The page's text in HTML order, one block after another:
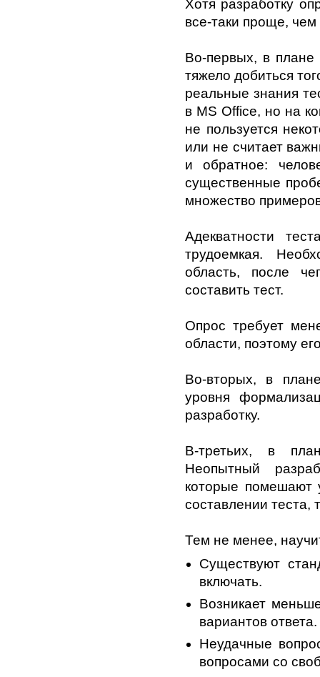
Хотя разработку
все-таки проще, чем
Во-первых, в плане
тяжело добиться
реальные знания
в MS Office, но на
не пользуется
или не считает
и обратное:
существенные
множество
Адекватности
трудоемкая.
область, после
составить тест.
Опрос требует
области, поэтому
Во-вторых, в
уровня
разработку.
В-третьих, в
Неопытный
которые помешают
составлении теста,
Тем не менее,
Существуют
включать.
Возникает
вариантов ответа.
Неудачные
вопросами со